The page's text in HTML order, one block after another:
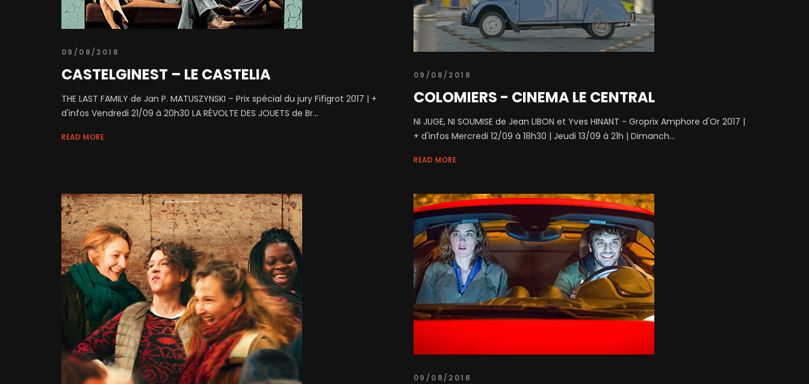
09/08/2018
CASTELGINEST – LE CASTELIA
THE LAST FAMILY de Jan P. MATUSZYNSKI – Prix spécial du jury Fifigrot 2017 | +
d'infos Vendredi 21/09 à 20h30 LA RÉVOLTE DES JOUETS de Br...
READ MORE
09/08/2018
COLOMIERS - CINEMA LE CENTRAL
NI JUGE, NI SOUMISE de Jean LIBON et Yves HINANT - Groprix Amphore d'Or 2017 |
+ d'infos Mercredi 12/09 à 18h30 | Jeudi 13/09 à 21h | Dimanch...
READ MORE
09/08/2018